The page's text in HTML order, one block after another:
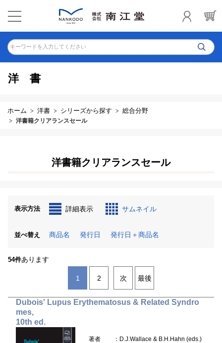
キーワードを入力してください
洋書
ホーム 洋書 シリーズから探す 総合分野
洋書籍クリアランスセール
洋書籍クリアランスセール
表示方法 詳細表示 サムネイル
並べ替え 商品名 発行日 発行日＋商品名
54件あります
1 2 次 最後
Dubois' Lupus Erythematosus & Related Syndro
mes,
10th ed.
著者
：D.J.Wallace & B.H.Hahn (eds.)